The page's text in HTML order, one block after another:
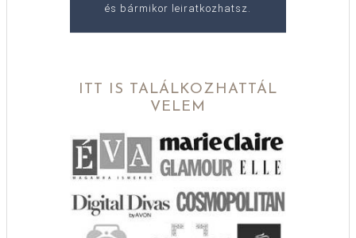
és bármikor leiratkozhatsz.
ITT IS TALÁLKOZHATTÁL
VELEM